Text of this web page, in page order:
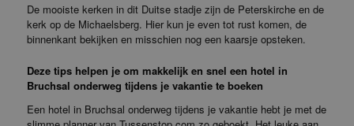
De mooiste kerken in dit Duitse stadje zijn de Peterskirche en de
kerk op de Michaelsberg. Hier kun je even tot rust komen, de
binnenkant bekijken en misschien nog een kaarsje opsteken.
Deze tips helpen je om makkelijk en snel een hotel in
Bruchsal onderweg tijdens je vakantie te boeken
Een hotel in Bruchsal onderweg tijdens je vakantie hebt je met de